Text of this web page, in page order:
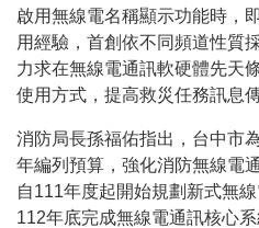
啟用無線電名稱顯示功能時，
用經驗，首創依不同頻道性質
力求在無線電通訊軟硬體先天
使用方式，提高救災任務訊息
消防局長孫福佑指出，台中市
年編列預算，強化消防無線電
自111年度起開始規劃新式無
112年底完成無線電通訊核心系